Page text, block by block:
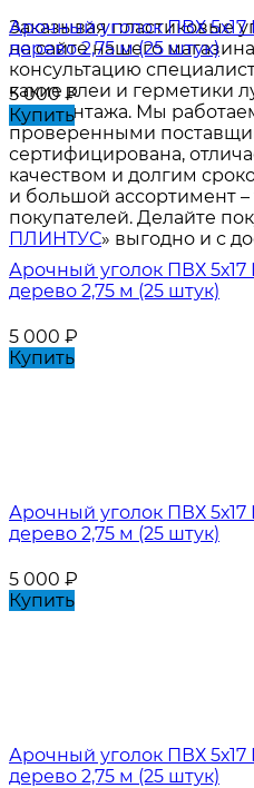
Заказывая пластиковые
на сайте нашего
консультацию
какие клеи и герметики
для монтажа. Мы
проверенными
сертифицирована,
качеством и долгим
и большой ассортимент –
покупателей. Делайте
ПЛИНТУС» выгодно и с
Арочный уголок ПВХ 5х17
дерево 2,75 м (25 штук)
5 000₽
Купить
Арочный уголок ПВХ 5х17
дерево 2,75 м (25 штук)
5 000 ₽
Купить
Арочный уголок ПВХ 5х17
дерево 2,75 м (25 штук)
5 000 ₽
Купить
Арочный уголок ПВХ 5х17
дерево 2,75 м (25 штук)